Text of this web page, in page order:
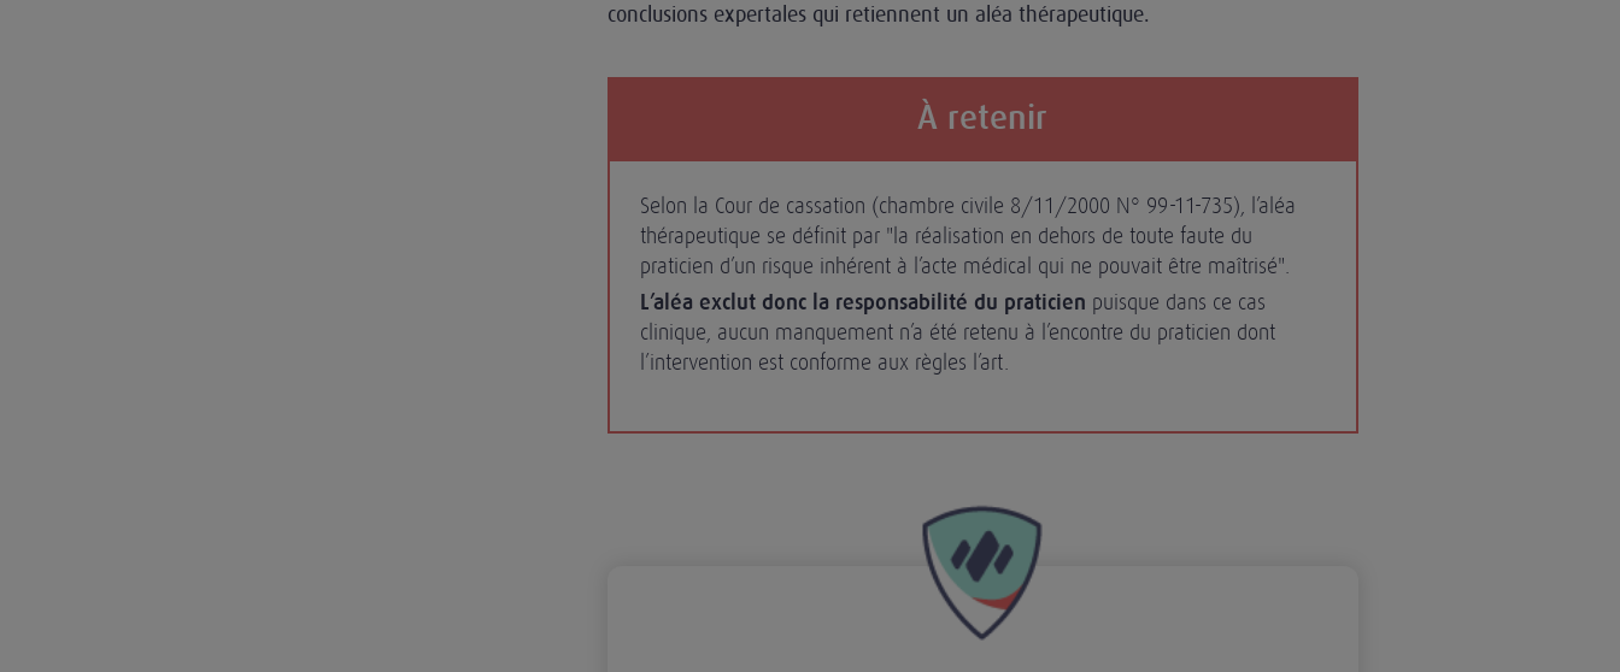
conclusions expertales qui retiennent un aléa thérapeutique.
À retenir
Selon la Cour de cassation (chambre civile 8/11/2000 N° 99-11-735), l’aléa
thérapeutique se définit par "la réalisation en dehors de toute faute du
praticien d’un risque inhérent à l’acte médical qui ne pouvait être maîtrisé".
L’aléa exclut donc la responsabilité du praticien puisque dans ce cas
clinique, aucun manquement n’a été retenu à l’encontre du praticien dont
l’intervention est conforme aux règles l’art.